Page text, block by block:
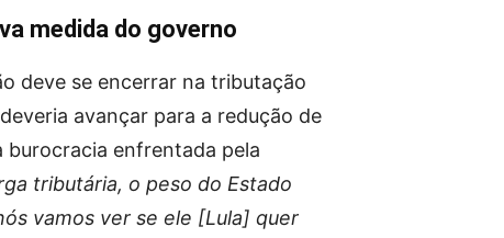
medida do governo
deve se encerrar na tributação
avançar para a redução de
burocracia enfrentada pela
tributária, o peso do Estado
vamos ver se ele [Lula] quer